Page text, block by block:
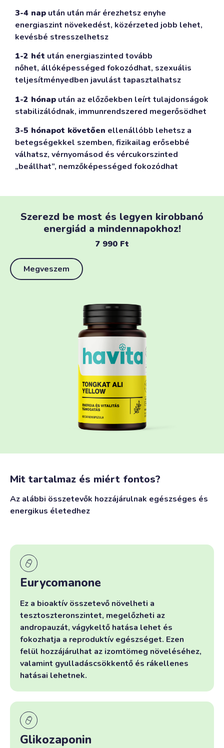
3-4 nap után után már érezhetsz enyhe
energiaszint növekedést, közérzeted jobb lehet,
kevésbé stresszelhetsz
1-2 hét után energiaszinted tovább
nőhet, állóképességed fokozódhat, szexuális
teljesítményedben javulást tapasztalhatsz
1-2 hónap után az előzőekben leírt tulajdonságok
stabilizálódnak, immunrendszered megerősödhet
3-5 hónapot követően ellenállóbb lehetsz a
betegségekkel szemben, fizikailag erősebbé
válhatsz, vérnyomásod és vércukorszinted
„beállhat”, nemzőképességed fokozódhat
Szerezd be most és legyen kirobbanó
energiád a mindennapokhoz!
7 990 Ft
Megveszem
Mit tartalmaz és miért fontos?
Az alábbi összetevők hozzájárulnak egészséges és
energikus életedhez
Eurycomanone
Ez a bioaktív összetevő növelheti a
tesztoszteronszintet, megelőzheti az
andropauzát, vágykeltő hatása lehet és
fokozhatja a reproduktív egészséget. Ezen
felül hozzájárulhat az izomtömeg növeléséhez,
valamint gyulladáscsökkentő és rákellenes
hatásai lehetnek.
Glikozaponin